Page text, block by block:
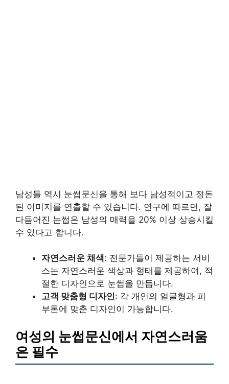
남성들 역시 눈썹문신을 통해 보다 남성적이고 정돈
된 이미지를 연출할 수 있습니다. 연구에 따르면, 잘
다듬어진 눈썹은 남성의 매력을 20% 이상 상승시킬
수 있다고 합니다.
자연스러운 채색: 전문가들이 제공하는 서비
스는 자연스러운 색상과 형태를 제공하여, 적
절한 디자인으로 눈썹을 만듭니다.
고객 맞춤형 디자인: 각 개인의 얼굴형과 피
부톤에 맞춘 디자인이 가능합니다.
여성의 눈썹문신에서 자연스러움
은 필수